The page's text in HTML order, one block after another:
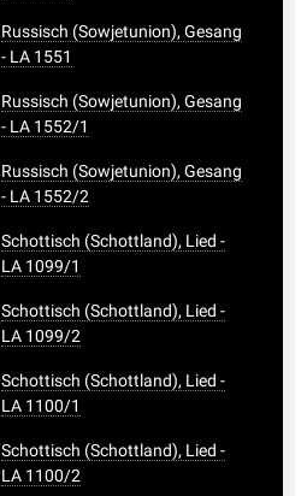
Russisch (Sowjetunion), Gesang
- LA 1551
Russisch (Sowjetunion), Gesang
- LA 1552/1
Russisch (Sowjetunion), Gesang
- LA 1552/2
Schottisch (Schottland), Lied -
LA 1099/1
Schottisch (Schottland), Lied -
LA 1099/2
Schottisch (Schottland), Lied -
LA 1100/1
Schottisch (Schottland), Lied -
LA 1100/2